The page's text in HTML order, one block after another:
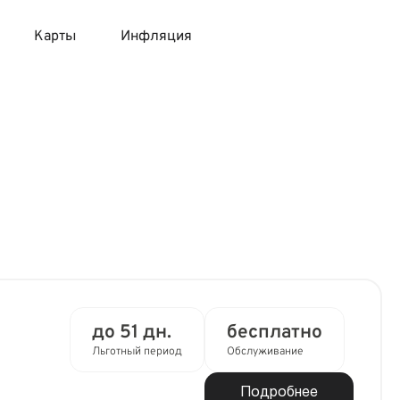
Карты
карты без посещения банка
Инфляция
до 51 дн.
Льготный период
бесплатно
Обслуживание
Подробнее